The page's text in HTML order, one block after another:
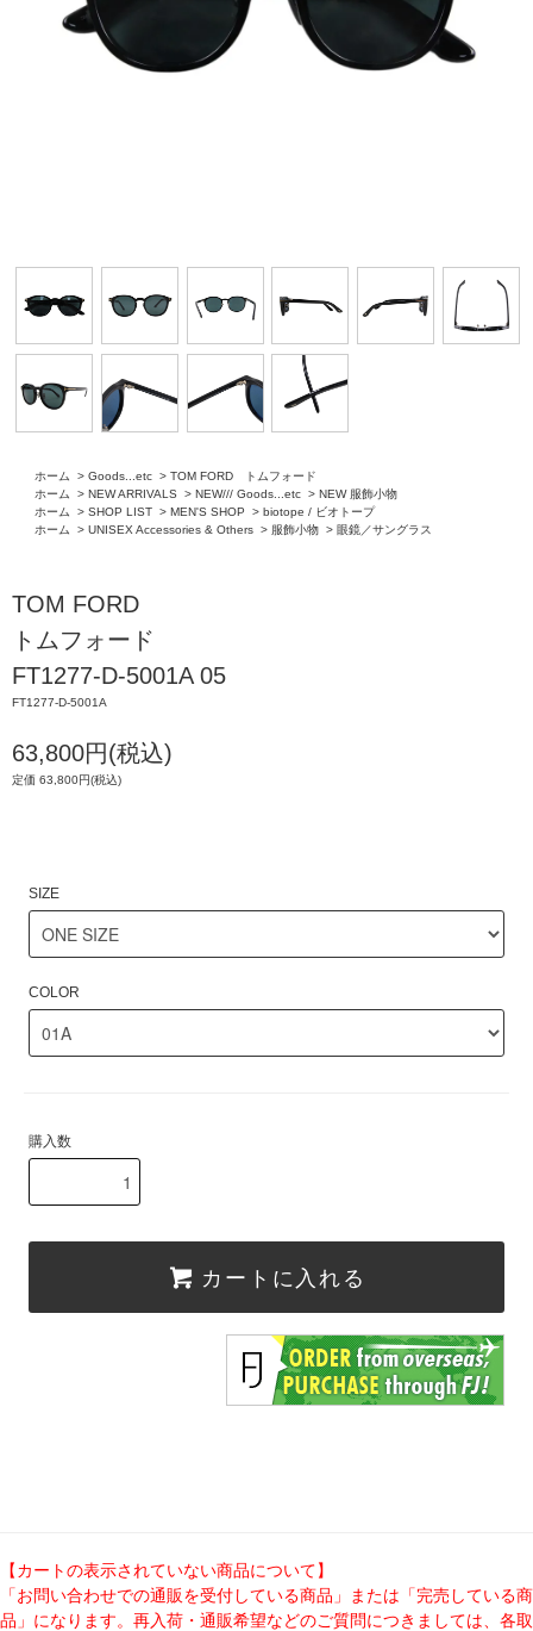
ホーム > Goods...etc > TOM FORD トムフォード
ホーム
> NEW ARRIVALS > NEW/// Goods...etc > NEW 服飾小物
ホーム
> SHOP LIST > MEN'S SHOP > biotope / ビオトープ
ホーム
> UNISEX Accessories & Others > 服飾小物 > 眼鏡／サングラス
TOM FORD
トムフォード
FT1277-D-5001A 05
FT1277-D-5001A
63,800円(税込)
定価 63,800円(税込)
SIZE
COLOR
購入数
カートに入れる
【カートの表示されていない商品について】
「お問い合わせでの通販を受付している商品」または「完売している商
品」になります。再入荷・通販希望などのご質問につきましては、各取